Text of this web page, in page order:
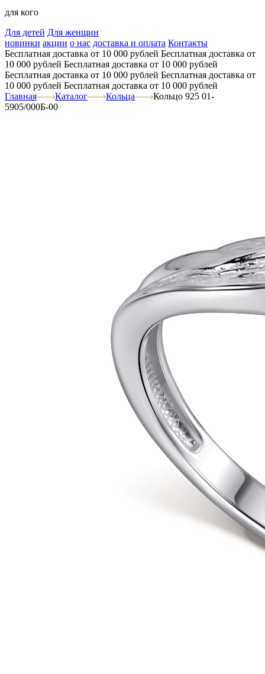
для кого
Для детей Для женщин
новинки акции о нас доставка и оплата Контакты
Бесплатная доставка от 10 000 рублей Бесплатная доставка от
10 000 рублей Бесплатная доставка от 10 000 рублей
Бесплатная доставка от 10 000 рублей Бесплатная доставка от
10 000 рублей Бесплатная доставка от 10 000 рублей
Главная
Каталог Кольца
Кольцо 925 01-
5905/000Б-00